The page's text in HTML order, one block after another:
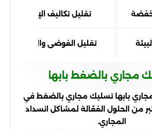
تقليل تكاليف الإصلاح
تقليل الفوضى والنفايات
مجاري بالضغط بابها
بابها تسليك مجاري بالضغط في
من الحلول الفعّالة لمشاكل انسداد
المجاري.